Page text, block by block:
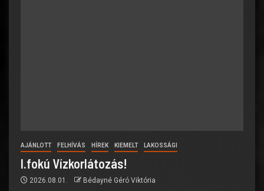
AJÁNLOTT FELHÍVÁS HÍREK KIEMELT LAKOSSÁGI
I.fokú Vízkorlátozás!
2026.08.01. Bédayné Géró Viktória